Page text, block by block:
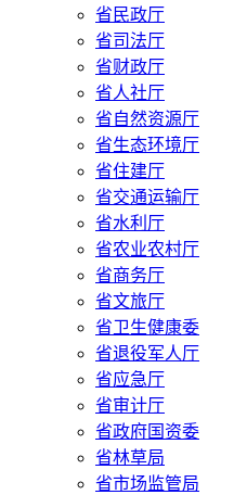
省民政厅
省司法厅
省财政厅
省人社厅
省自然资源厅
省生态环境厅
省住建厅
省交通运输厅
省水利厅
省农业农村厅
省商务厅
省文旅厅
省卫生健康委
省退役军人厅
省应急厅
省审计厅
省政府国资委
省林草局
省市场监管局